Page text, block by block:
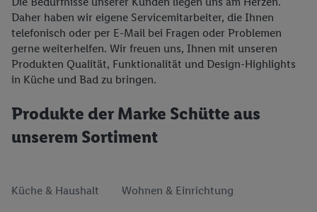
Daher haben wir eigene Servicemitarbeiter, die Ihnen
telefonisch oder per E-Mail bei Fragen oder Problemen
gerne weiterhelfen. Wir freuen uns, Ihnen mit unseren
Produkten Qualität, Funktionalität und Design-Highlights
in Küche und Bad zu bringen.
Produkte der Marke Schütte aus
unserem Sortiment
Küche & Haushalt Wohnen & Einrichtung